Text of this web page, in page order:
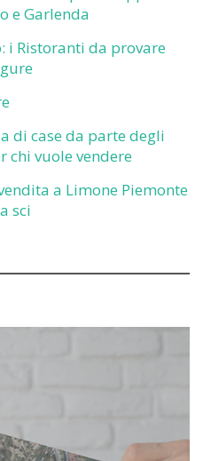
e Garlenda
i Ristoranti da provare
di case da parte degli
chi vuole vendere
a Limone Piemonte
sci